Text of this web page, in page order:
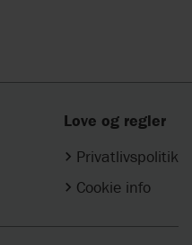
Love og regler
Privatlivspolitik
Cookie info